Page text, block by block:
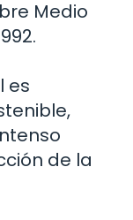
Medio
es
de la